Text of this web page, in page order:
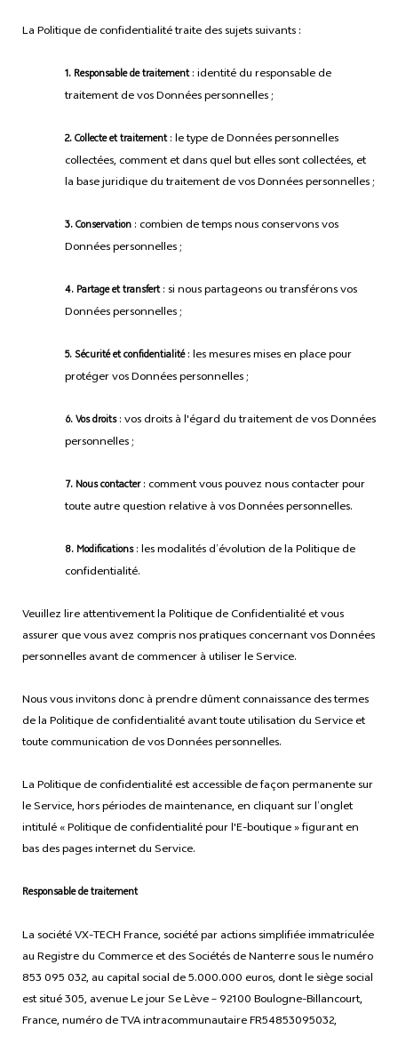
La Politique de confidentialité traite des sujets suivants :
1. Responsable de traitement: identité du responsable de
traitement de vos Données personnelles ;
2. Collecte et traitement: le type de Données personnelles
collectées, comment et dans quel but elles sont collectées, et
la base juridique du traitement de vos Données personnelles ;
3. Conservation: combien de temps nous conservons vos
Données personnelles ;
4. Partage et transfert: si nous partageons ou transférons vos
Données personnelles ;
5. Sécurité et confidentialité: les mesures mises en place pour
protéger vos Données personnelles ;
6. Vos droits: vos droits à l'égard du traitement de vos Données
personnelles ;
7. Nous contacter: comment vous pouvez nous contacter pour
toute autre question relative à vos Données personnelles.
8. Modifications: les modalités d’évolution de la Politique de
confidentialité.
Veuillez lire attentivement la Politique de Confidentialité et vous
assurer que vous avez compris nos pratiques concernant vos Données
personnelles avant de commencer à utiliser le Service.
Nous vous invitons donc à prendre dûment connaissance des termes
de la Politique de confidentialité avant toute utilisation du Service et
toute communication de vos Données personnelles.
La Politique de confidentialité est accessible de façon permanente sur
le Service, hors périodes de maintenance, en cliquant sur l’onglet
intitulé « Politique de confidentialité pour l'E-boutique » figurant en
bas des pages internet du Service.
Responsable de traitement
La société VX-TECH France, société par actions simplifiée immatriculée
au Registre du Commerce et des Sociétés de Nanterre sous le numéro
853 095 032, au capital social de 5.000.000 euros, dont le siège social
est situé 305, avenue Le jour Se Lève – 92100 Boulogne-Billancourt,
France, numéro de TVA intracommunautaire FR54853095032,